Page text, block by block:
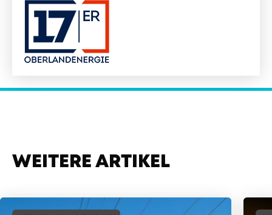
WEITERE ARTIKEL